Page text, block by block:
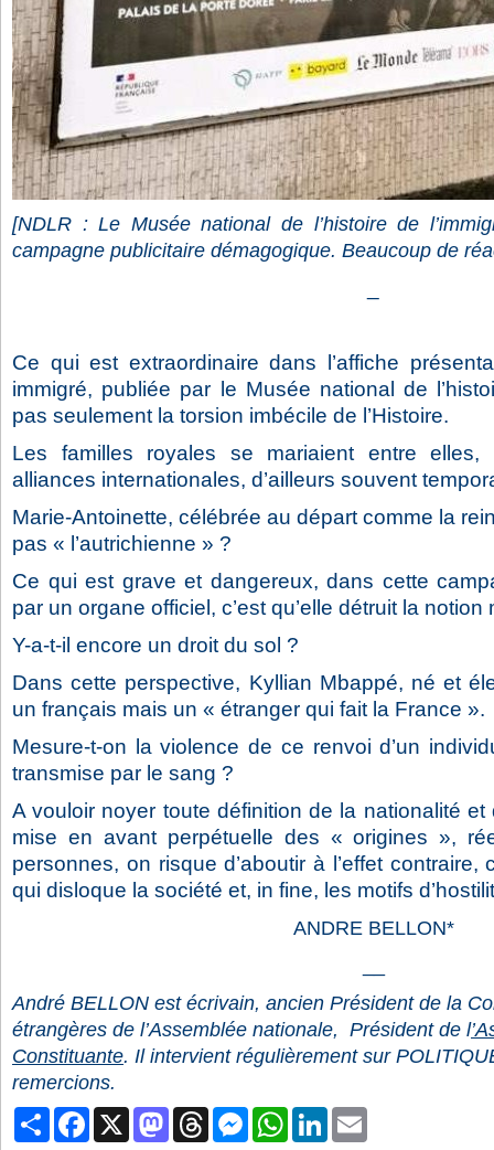
[NDLR : Le Musée national de l’histoire de
campagne publicitaire démagogique. Beaucoup de
Ce qui est extraordinaire dans l’affiche
immigré, publiée par le Musée national de
pas seulement la torsion imbécile de l’Histoire.
Les familles royales se mariaient entre
alliances internationales, d’ailleurs souvent
Marie-Antoinette, célébrée au départ comme la
pas « l’autrichienne » ?
Ce qui est grave et dangereux, dans cette
par un organe officiel, c’est qu’elle détruit la
Y-a-t-il encore un droit du sol ?
Dans cette perspective, Kyllian Mbappé, né et
un français mais un « étranger qui fait la France ».
Mesure-t-on la violence de ce renvoi d’un
transmise par le sang ?
A vouloir noyer toute définition de la nationalité
mise en avant perpétuelle des « origines »,
personnes, on risque d’aboutir à l’effet contraire,
qui disloque la société et, in fine, les motifs
ANDRE BELLON*
André BELLON est écrivain, ancien Président de la
étrangères de l’Assemblée nationale, Président de l
Constituante. Il intervientrégulièrement sur
remercions.
PartagerFacebook MastodonThreads MessengerWhatsAppLinkedIn